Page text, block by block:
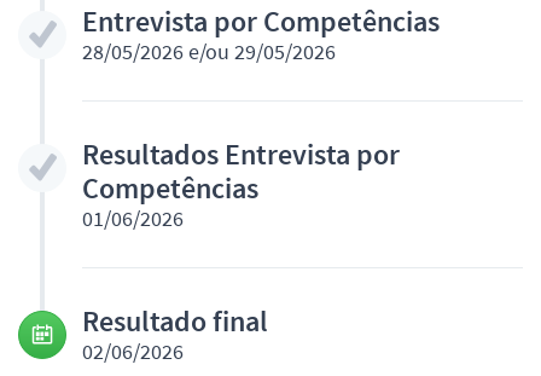
Entrevista por Competências
28/05/2026 e/ou 29/05/2026
Resultados Entrevista por
Competências
01/06/2026
Resultado final
02/06/2026